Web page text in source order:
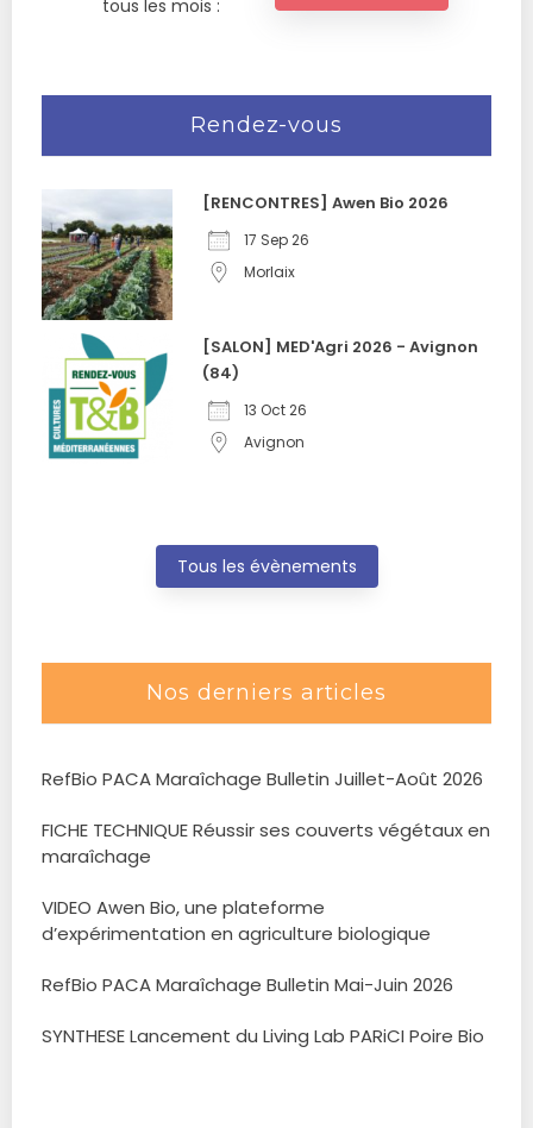
tous les mois :
Rendez-vous
[RENCONTRES] Awen Bio 2026
17 Sep 26
Morlaix
[SALON] MED'Agri 2026 - Avignon
(84)
13 Oct 26
Avignon
Tous les évènements
Nos derniers articles
RefBio PACA Maraîchage Bulletin Juillet-Août 2026
FICHE TECHNIQUE Réussir ses couverts végétaux en
maraîchage
VIDEO Awen Bio, une plateforme
d’expérimentation en agriculture biologique
RefBio PACA Maraîchage Bulletin Mai-Juin 2026
SYNTHESE Lancement du Living Lab PARiCI Poire Bio